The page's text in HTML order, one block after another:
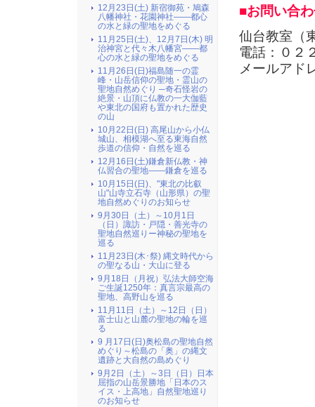
■お問い合
仙台教室（
電話：０２
メールアド
12月23日(土) 新宿御苑・鳩森
八幡神社・花園神社――都心
の水と緑の聖地をめぐる
11月25日(土)、12月7日(木) 明
治神宮と代々木八幡宮――都
心の水と緑の聖地をめぐる
11月26日(日)福島随一の霊
峰・山岳信仰の聖地・霊山の
聖地自然めぐり ─奇石怪岩の
絶景・山頂に仏教の一大伽藍
や東北の国府も置かれた歴史
の山
10月22日(日) 高尾山から小仏
城山、相模湖へ至る東海自然
歩道の信仰・自然を巡る
12月16日(土)鎌倉新仏教・神
仏習合の聖地――鎌倉を巡る
10月15日(日)、"東北の比叡
山"山寺立石寺（山形県）の聖
地自然めぐりのお知らせ
9月30日（土）～10月1日
（日）諏訪・戸隠・善光寺の
聖地自然巡りー神秘の聖地を
巡る
11月23日(木･祭) 縄文時代から
の聖なる山・大山に登る
9月18日（月祝）弘法大師空海
ご生誕1250年：真言宗最高の
聖地、高野山を巡る
11月11日（土）～12日（日）
富士山と山麓の聖地の輪を巡
る
9 月17日(日)奥松島の聖地自然
めぐり～松島の「奥」の縄文
遺跡と大自然の島めぐり
9月2日（土）～3日（日）日本
屈指の山岳景勝地「日本のス
イス・上高地」自然聖地巡り
のお知らせ